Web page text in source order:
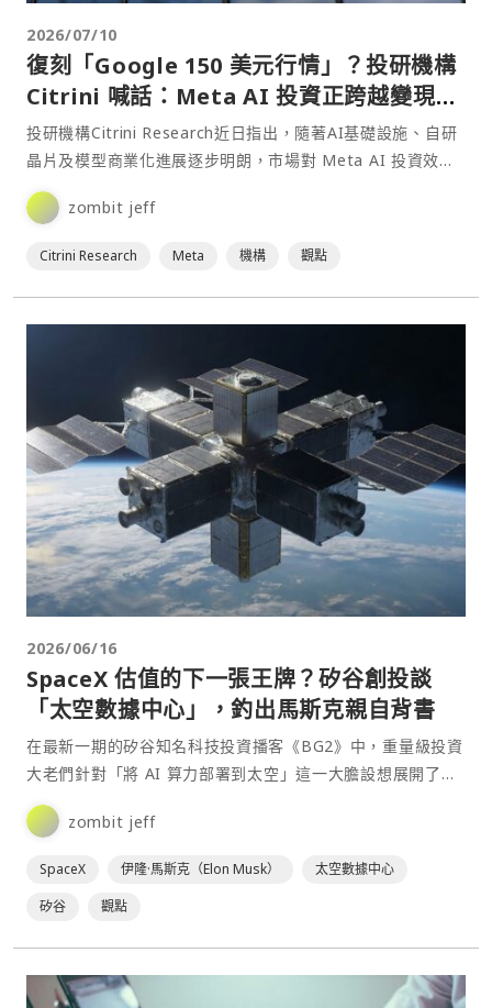
2026/07/10
復刻「Google 150 美元行情」？投研機構
Citrini 喊話：Meta AI 投資正跨越變現分
水嶺
投研機構Citrini Research近日指出，隨著AI基礎設施、自研
晶片及模型商業化進展逐步明朗，市場對 Meta AI 投資效益
的看法正出現變化。該機構認為，⋯
zombit jeff
Citrini Research Meta 機構 觀點
2026/06/16
SpaceX 估值的下一張王牌？矽谷創投談
「太空數據中心」，釣出馬斯克親自背書
在最新一期的矽谷知名科技投資播客《BG2》中，重量級投資
大老們針對「將 AI 算力部署到太空」這一大膽設想展開了深
度對談，並將其視為太空探索科技公司 SpaceX⋯
zombit jeff
SpaceX 伊隆·馬斯克（Elon Musk）
太空數據中心
矽谷
觀點